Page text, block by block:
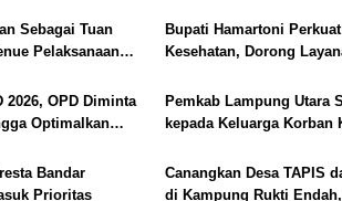
Sebagai Tuan
Pelaksanaan
Bupati Hamartoni
Kesehatan, Dorong
2026, OPD Diminta
Optimalkan
Pemkab Lampung Utara
kepada Keluarga Korban
Bandar
Prioritas
Canangkan Desa TAPIS
di Kampung Rukti